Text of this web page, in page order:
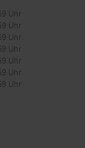
Uhr
Uhr
Uhr
Uhr
Uhr
Uhr
Uhr